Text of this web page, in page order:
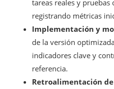
tareas reales y pruebas
registrando métricas
Implementación y
de la versión
indicadores clave y
referencia.
Retroalimentación